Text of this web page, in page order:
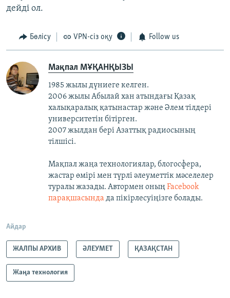
дейді ол.
Бөлісу VPN-сіз оқу Follow us
Мақпал МҰҚАНҚЫЗЫ
1985 жылы дүниеге келген.
2006 жылы Абылай хан атындағы Қазақ
халықаралық қатынастар және Әлем тілдері
университетін бітірген.
2007 жылдан бері Азаттық радиосының
тілшісі.
Мақпал жаңа технологиялар, блогосфера,
жастар өмірі мен түрлі әлеуметтік мәселелер
туралы жазады. Автормен оныңFacebook
парақшасында да пікірлесуіңізге болады.
Айдар
ЖАЛПЫ АРХИВ ӘЛЕУМЕТ ҚАЗАҚСТАН
Жаңа технология